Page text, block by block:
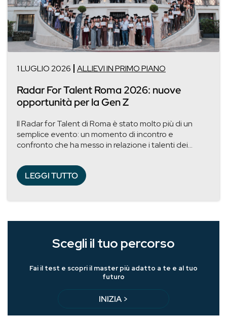
1 LUGLIO 2026 ALLIEVI IN PRIMO PIANO
Radar For Talent Roma 2026: nuove
opportunità per la Gen Z
Il Radar for Talent di Roma è stato molto più di un
semplice evento: un momento di incontro e
confronto che ha messo in relazione i talenti dei...
LEGGI TUTTO
Scegli il tuo percorso
Fai il test e scopri il master più adatto a te e al tuo
futuro
INIZIA >